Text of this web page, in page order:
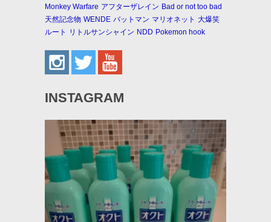
Monkey Warfare アフターザレイン Bad or not too bad
天然記念物 WENDE バットマン マリオネット 大爆笑
ルート
リトルサンシャイン NDD Pokemon hook
INSTAGRAM